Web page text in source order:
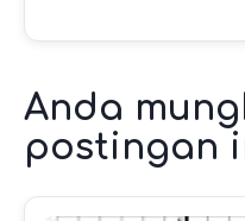
Anda
postingan